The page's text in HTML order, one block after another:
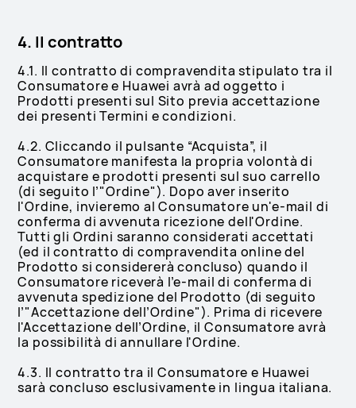
4. Il contratto
4.1. Il contratto di compravendita stipulato tra il
Consumatore e Huawei avrà ad oggetto i
Prodotti presenti sul Sito previa accettazione
dei presenti Termini e condizioni.
4.2. Cliccando il pulsante “Acquista”, il
Consumatore manifesta la propria volontà di
acquistare e prodotti presenti sul suo carrello
(di seguito l’"Ordine"). Dopo aver inserito
l'Ordine, invieremo al Consumatore un'e-mail di
conferma di avvenuta ricezione dell'Ordine.
Tutti gli Ordini saranno considerati accettati
(ed il contratto di compravendita online del
Prodotto si considererà concluso) quando il
Consumatore riceverà l’e-mail di conferma di
avvenuta spedizione del Prodotto (di seguito
l’"Accettazione dell’Ordine"). Prima di ricevere
l'Accettazione dell’Ordine, il Consumatore avrà
la possibilità di annullare l'Ordine.
4.3. Il contratto tra il Consumatore e Huawei
sarà concluso esclusivamente in lingua italiana.